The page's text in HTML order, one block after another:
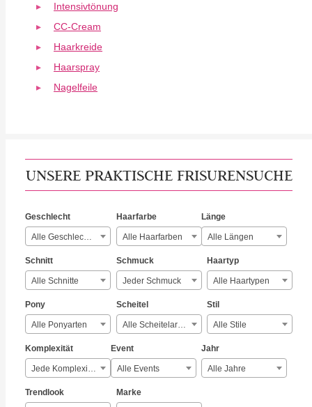
Intensivtönung
CC-Cream
Haarkreide
Haarspray
Nagelfeile
UNSERE PRAKTISCHE FRISURENSUCHE
Geschlecht
Alle Geschlechter
Haarfarbe
Alle Haarfarben
Länge
Alle Längen
Schnitt
Alle Schnitte
Schmuck
Jeder Schmuck
Haartyp
Alle Haartypen
Pony
Alle Ponyarten
Scheitel
Alle Scheitelarten
Stil
Alle Stile
Komplexität
Jede Komplexität
Event
Alle Events
Jahr
Alle Jahre
Trendlook Marke